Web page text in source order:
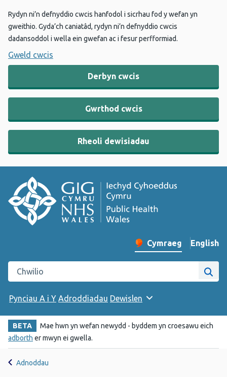
Rydyn ni’n defnyddio cwcis hanfodol i sicrhau fod y wefan yn
gweithio. Gyda’ch caniatâd, rydyn ni’n defnyddio cwcis
dadansoddol i wella ein gwefan ac i fesur perfformiad.
Gweld cwcis
Derbyn cwcis
Gwrthod cwcis
Rheoli dewisiadau
Newid iaith y wefan
Cymraeg English
–
Chwilio gwefan Iechyd Cyhoeddus Cymru
Pynciau A i Y Adroddiadau Dewislen
BETA
Mae hwn yn wefan newydd - byddem yn croesawu eich
adborth er mwyn ei gwella.
Adnoddau